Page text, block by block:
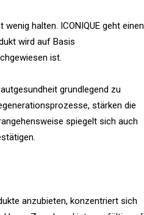
halten. ICONIQUE geht einen
wird auf Basis
ist.
grundlegend zu
stärken die
spiegelt sich auch
anzubieten, konzentriert sich